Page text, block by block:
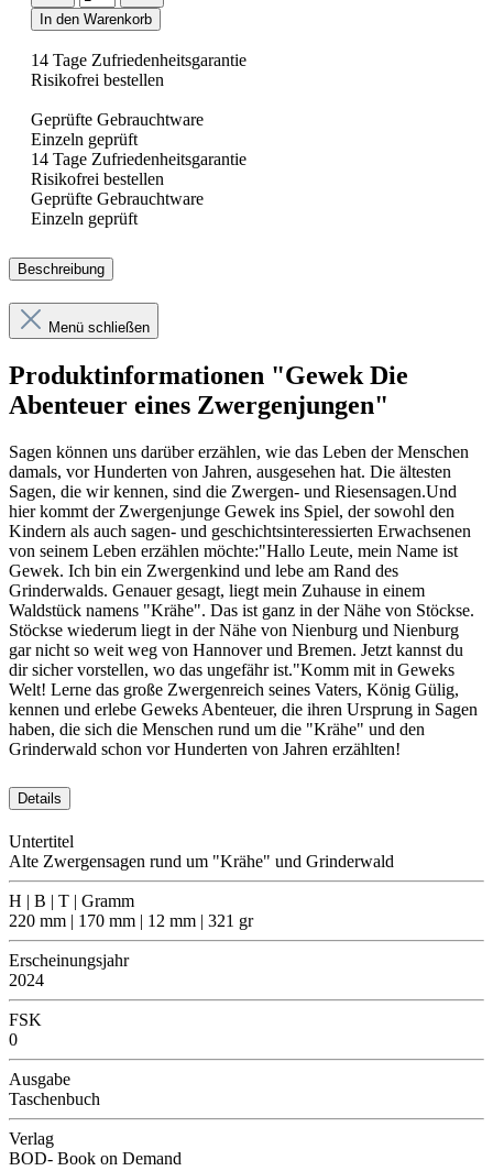
In den Warenkorb
14 Tage Zufriedenheitsgarantie
Risikofrei bestellen
Geprüfte Gebrauchtware
Einzeln geprüft
14 Tage Zufriedenheitsgarantie
Risikofrei bestellen
Geprüfte Gebrauchtware
Einzeln geprüft
Beschreibung
Menü schließen
Produktinformationen "Gewek Die
Abenteuer eines Zwergenjungen"
Sagen können uns darüber erzählen, wie das Leben der Menschen
damals, vor Hunderten von Jahren, ausgesehen hat. Die ältesten
Sagen, die wir kennen, sind die Zwergen- und Riesensagen.Und
hier kommt der Zwergenjunge Gewek ins Spiel, der sowohl den
Kindern als auch sagen- und geschichtsinteressierten Erwachsenen
von seinem Leben erzählen möchte:"Hallo Leute, mein Name ist
Gewek. Ich bin ein Zwergenkind und lebe am Rand des
Grinderwalds. Genauer gesagt, liegt mein Zuhause in einem
Waldstück namens "Krähe". Das ist ganz in der Nähe von Stöckse.
Stöckse wiederum liegt in der Nähe von Nienburg und Nienburg
gar nicht so weit weg von Hannover und Bremen. Jetzt kannst du
dir sicher vorstellen, wo das ungefähr ist."Komm mit in Geweks
Welt! Lerne das große Zwergenreich seines Vaters, König Gülig,
kennen und erlebe Geweks Abenteuer, die ihren Ursprung in Sagen
haben, die sich die Menschen rund um die "Krähe" und den
Grinderwald schon vor Hunderten von Jahren erzählten!
Details
Untertitel
Alte Zwergensagen rund um "Krähe" und Grinderwald
H | B | T | Gramm
220 mm | 170 mm | 12 mm | 321 gr
Erscheinungsjahr
2024
FSK
0
Ausgabe
Taschenbuch
Verlag
BOD- Book on Demand